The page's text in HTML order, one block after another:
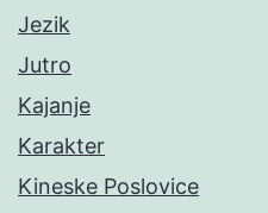
Jezik
Jutro
Kajanje
Karakter
Kineske Poslovice